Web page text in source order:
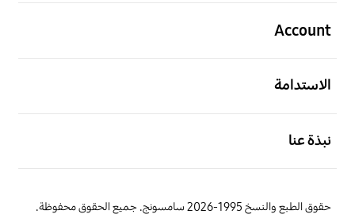
Account
الاستدامة
نبذة عنا
حقوق الطبع والنسخ 1995-2026 سامسونج. جميع الحقوق محفوظة.